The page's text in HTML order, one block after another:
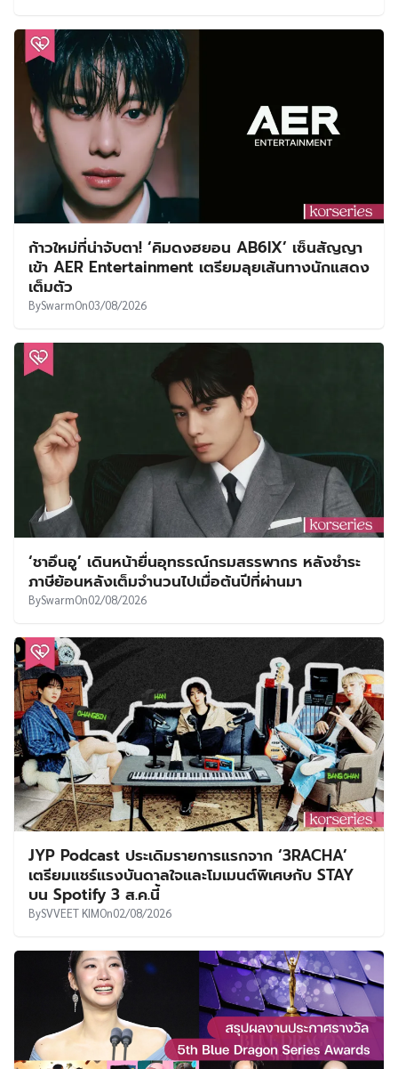
ก้าวใหม่ที่น่าจับตา! ‘คิมดงฮยอน AB6IX’ เซ็นสัญญา
เข้า AER Entertainment เตรียมลุยเส้นทางนักแสดง
เต็มตัว
BySwarmOn03/08/2026
‘ชาอึนอู’ เดินหน้ายื่นอุทธรณ์กรมสรรพากร หลังชำระ
ภาษีย้อนหลังเต็มจำนวนไปเมื่อต้นปีที่ผ่านมา
BySwarmOn02/08/2026
JYP Podcast ประเดิมรายการแรกจาก ‘3RACHA’
เตรียมแชร์แรงบันดาลใจและโมเมนต์พิเศษกับ STAY
บน Spotify 3 ส.ค.นี้
BySVVEET KIMOn02/08/2026